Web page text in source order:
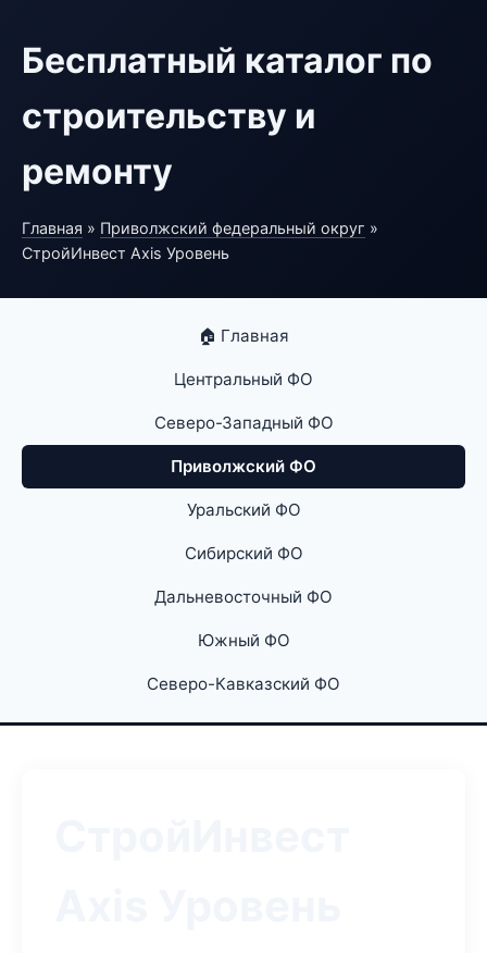
Бесплатный каталог по
строительству и
ремонту
Главная » Приволжский федеральный округ »
СтройИнвест Axis Уровень
🏠 Главная
Центральный ФО
Северо-Западный ФО
Приволжский ФО
Уральский ФО
Сибирский ФО
Дальневосточный ФО
Южный ФО
Северо-Кавказский ФО